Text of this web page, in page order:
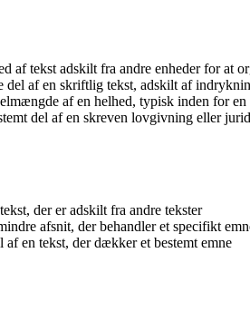
af tekst adskilt fra andre enheder for at
del af en skriftlig tekst, adskilt af
af en helhed, typisk inden for
del af en skreven lovgivning eller
der er adskilt fra andre tekster
afsnit, der behandler et specifikt
af en tekst, der dækker et bestemt emne